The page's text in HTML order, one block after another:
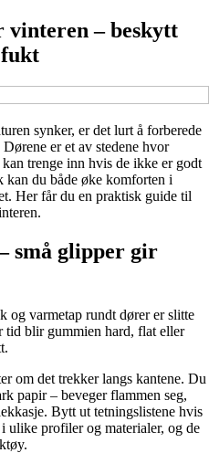
– beskytt
synker, er det lurt å forberede
er et av stedene hvor
trenge inn hvis de ikke er godt
du både øke komforten i
Her får du en praktisk guide til
små glipper gir
og varmetap rundt dører er slitte
tid blir gummien hard, flat eller
om det trekker langs kantene. Du
papir – beveger flammen seg,
Bytt ut tetningslistene hvis
ulike profiler og materialer, og de